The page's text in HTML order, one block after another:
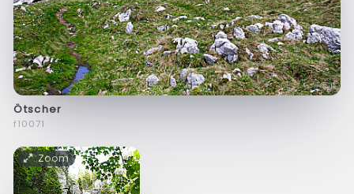
Ötscher
f10071
Zoom